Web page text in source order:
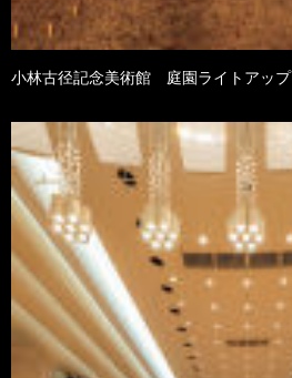
小林古径記念美術館 庭園ライトアップ